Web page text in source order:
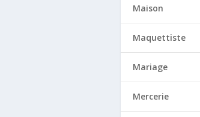
Maison
Maquettiste
Mariage
Mercerie